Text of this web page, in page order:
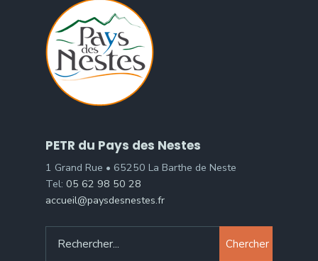
PETR du Pays des Nestes
1 Grand Rue • 65250 La Barthe de Neste
Tel: 05 62 98 50 28
accueil@paysdesnestes.fr
Chercher